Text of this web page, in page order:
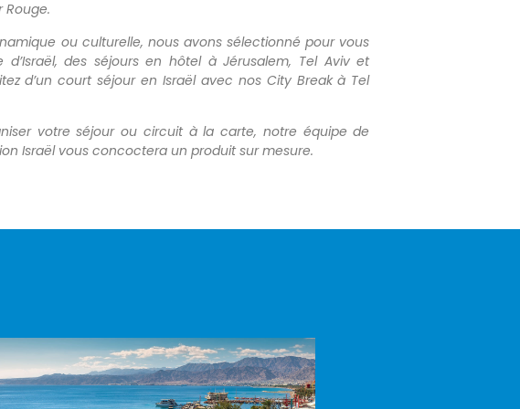
Rouge.
ou culturelle, nous avons sélectionné pour vous
des séjours en hôtel à Jérusalem, Tel Aviv et
d’un court séjour en Israël avec nos City Break à Tel
votre séjour ou circuit à la carte, notre équipe de
Israël vous concoctera un produit sur mesure.